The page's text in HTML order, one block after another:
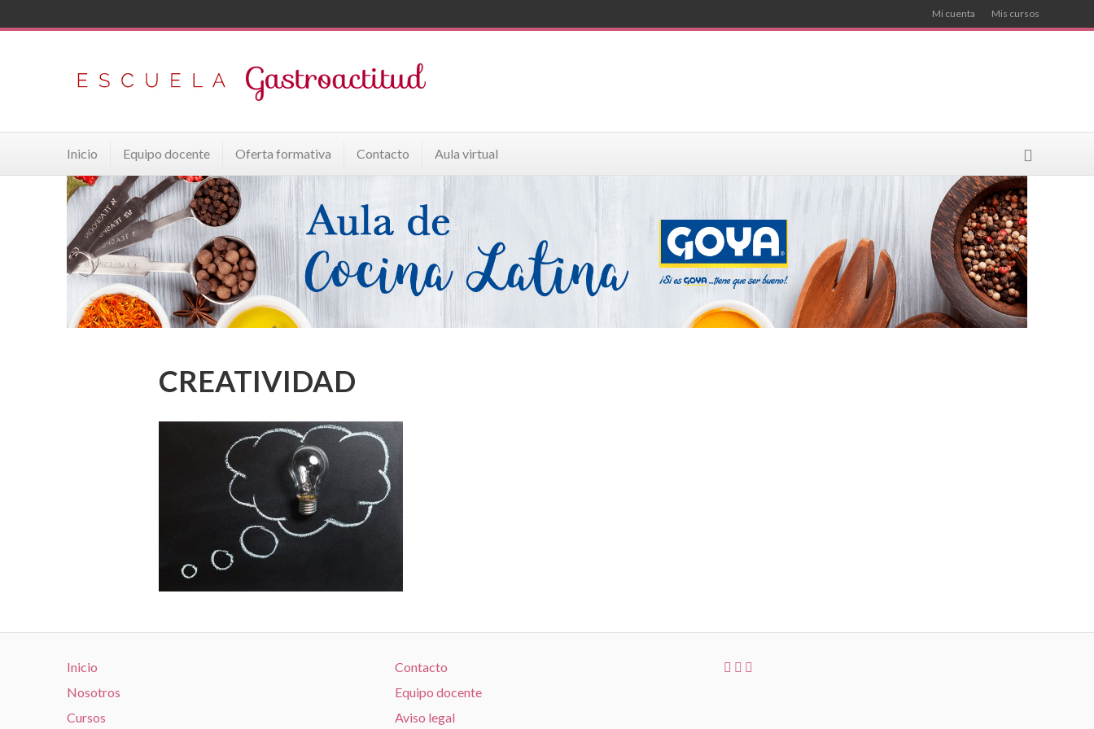
Mi cuenta Mis cursos
Inicio Equipo docente Oferta formativa Contacto Aula virtual
CREATIVIDAD
Inicio
Nosotros
Cursos
Contacto
Equipo docente
Aviso legal